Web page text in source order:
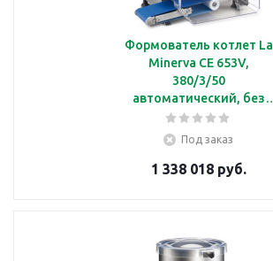
Формователь котлет La
Minerva СЕ 653V,
380/3/50
автоматический, без
барабана, с
производительностью
до 4200 шт/ч, вариатор,
380/3/50
Под заказ
1 338 018 руб.